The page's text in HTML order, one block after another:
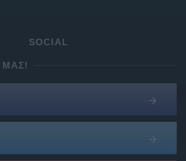
SOCIAL
ΜΑΣ!